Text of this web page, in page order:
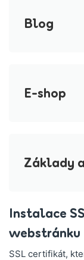
Blog
E-shop
Základy
Instalace
webstránku
SSL certifikát,